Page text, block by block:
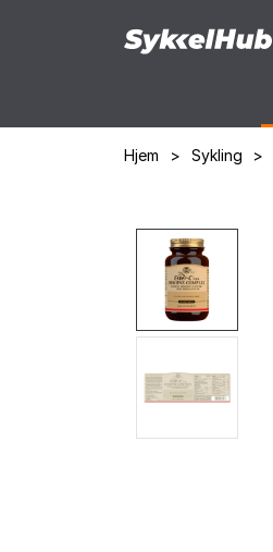
Hjem > Sykling >